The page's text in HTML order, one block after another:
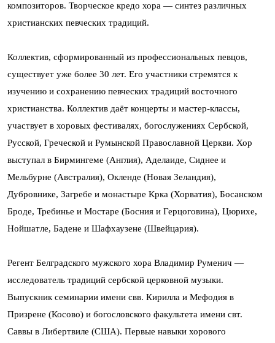
композиторов. Творческое кредо хора — синтез различных
христианских певческих традиций.
Коллектив, сформированный из профессиональных певцов,
существует уже более 30 лет. Его участники стремятся к
изучению и сохранению певческих традиций восточного
христианства. Коллектив даёт концерты и мастер-классы,
участвует в хоровых фестивалях, богослужениях Сербской,
Русской, Греческой и Румынской Православной Церкви. Хор
выступал в Бирмингеме (Англия), Аделаиде, Сиднее и
Мельбурне (Австралия), Окленде (Новая Зеландия),
Дубровнике, Загребе и монастыре Крка (Хорватия), Босанском
Броде, Требинье и Мостаре (Босния и Герцоговина), Цюрихе,
Нойшатле, Бадене и Шафхаузене (Швейцария).
Регент Белградского мужского хора Владимир Руменич —
исследователь традиций сербской церковной музыки.
Выпускник семинарии имени свв. Кирилла и Мефодия в
Призрене (Косово) и богословского факультета имени свт.
Саввы в Либертвиле (США). Первые навыки хорового